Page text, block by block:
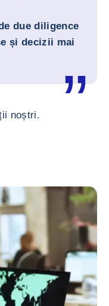
due diligence
și decizii mai
noștri.